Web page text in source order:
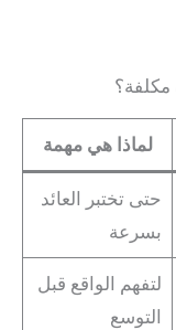
مكلفة؟
لماذا هي مهمة
حتى تختبر العائد
بسرعة
لتفهم الواقع قبل
التوسع